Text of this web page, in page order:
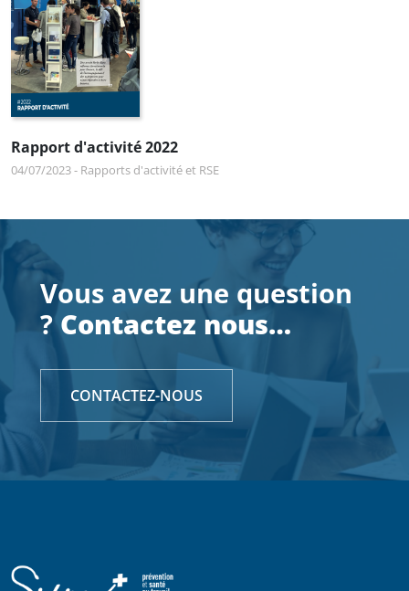
Rapport d'activité 2022
04/07/2023- Rapports d'activité et RSE
Vous avez une question
?Contactez nous…
CONTACTEZ-NOUS